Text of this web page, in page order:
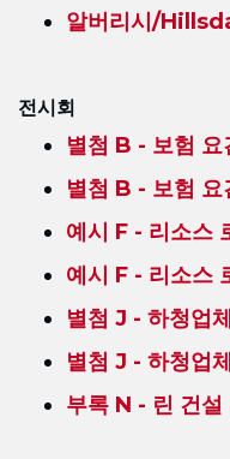
알버리시/
전시회
별첨 B - 보험 요
별첨 B - 보험 요
예시 F - 리소스
예시 F - 리소스
별첨 J - 하청업
별첨 J - 하청업
부록 N - 린 건설